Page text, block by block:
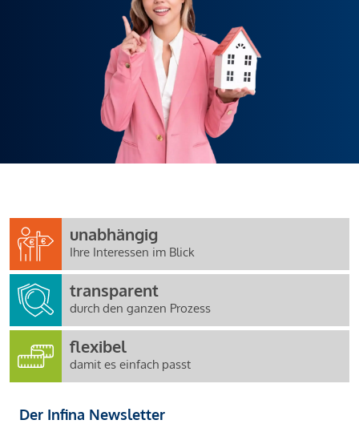
unabhängig
Ihre Interessen im Blick
transparent
durch den ganzen Prozess
flexibel
damit es einfach passt
Der Infina Newsletter